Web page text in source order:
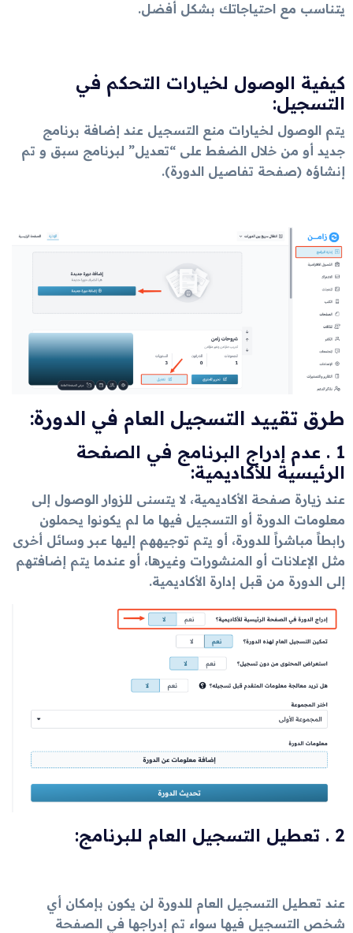
يتناسب مع احتياجاتك بشكل أفضل.
كيفية الوصول لخيارات التحكم في
التسجيل:
يتم الوصول لخيارات منع التسجيل عند إضافة برنامج
جديد أو من خلال الضغط على “تعديل” لبرنامج سبق و تم
إنشاؤه (صفحة تفاصيل الدورة).
طرق تقييد التسجيل العام في الدورة:
1 . عدم إدراج البرنامج في الصفحة
الرئيسية للأكاديمية:
عند زيارة صفحة الأكاديمية، لا يتسنى للزوار الوصول إلى
معلومات الدورة أو التسجيل فيها ما لم يكونوا يحملون
رابطاً مباشراً للدورة، أو يتم توجيههم إليها عبر وسائل أخرى
مثل الإعلانات أو المنشورات وغيرها، أو عندما يتم إضافتهم
إلى الدورة من قبل إدارة الأكاديمية.
2 . تعطيل التسجيل العام للبرنامج:
عند تعطيل التسجيل العام للدورة لن يكون بإمكان أي
شخص التسجيل فيها سواء تم إدراجها في الصفحة